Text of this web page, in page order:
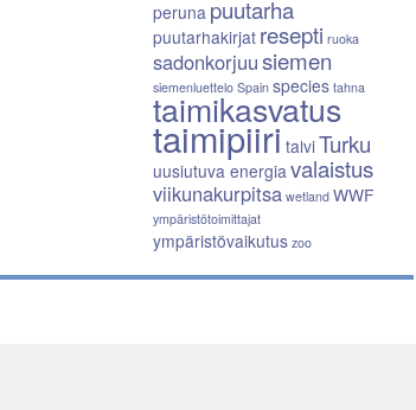
peruna puutarha
puutarhakirjat resepti ruoka
sadonkorjuusiemen
siemenluettelo Spain species tahna
taimikasvatus
taimipiiri talviTurku
uusiutuva energia valaistus
viikunakurpitsa wetland WWF
ympäristötoimittajat
ympäristövaikutus zoo